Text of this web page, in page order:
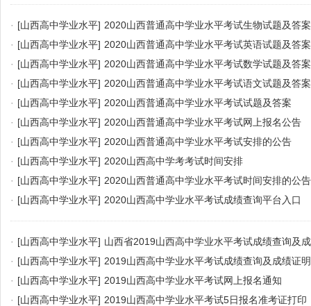
· [山西高中学业水平] 2020山西普通高中学业水平考试生物试题及答案
· [山西高中学业水平] 2020山西普通高中学业水平考试英语试题及答案
· [山西高中学业水平] 2020山西普通高中学业水平考试数学试题及答案
· [山西高中学业水平] 2020山西普通高中学业水平考试语文试题及答案
· [山西高中学业水平] 2020山西普通高中学业水平考试试题及答案
· [山西高中学业水平] 2020山西普通高中学业水平考试网上报名公告
· [山西高中学业水平] 2020山西普通高中学业水平考试安排的公告
· [山西高中学业水平] 2020山西高中学考考试时间安排
· [山西高中学业水平] 2020山西普通高中学业水平考试时间安排的公告
· [山西高中学业水平] 2020山西高中学业水平考试成绩查询平台入口
· [山西高中学业水平] 山西省2019山西高中学业水平考试成绩查询及
· [山西高中学业水平] 2019山西高中学业水平考试成绩查询及成绩证
· [山西高中学业水平] 2019山西高中学业水平考试网上报名通知
· [山西高中学业水平] 2019山西高中学业水平考试5日报名准考证打印